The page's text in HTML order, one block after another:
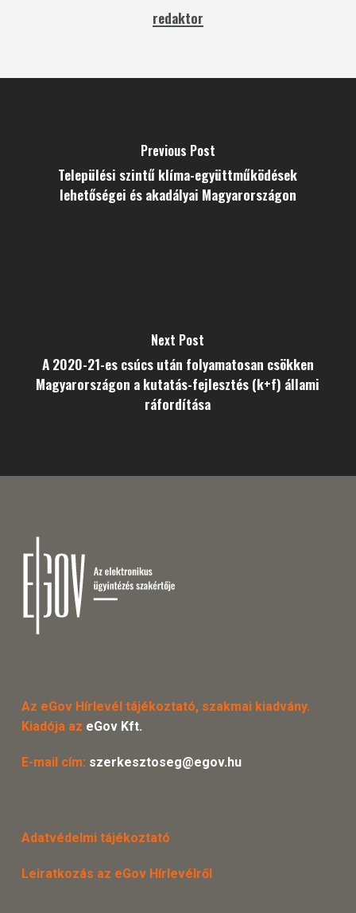
redaktor
Previous Post
Települési szintű klíma-együttműködések
lehetőségei és akadályai Magyarországon
Next Post
A 2020-21-es csúcs után folyamatosan csökken
Magyarországon a kutatás-fejlesztés (k+f) állami
ráfordítása
Az eGov Hírlevél tájékoztató, szakmai kiadvány.
Kiadója az eGov Kft.
E-mail cím: szerkesztoseg@egov.hu
Adatvédelmi tájékoztató
Leiratkozás az eGov Hírlevélről